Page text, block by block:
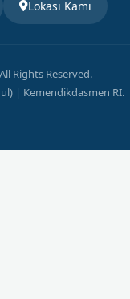
Lokasi Kami
Rights Reserved.
| Kemendikdasmen RI.